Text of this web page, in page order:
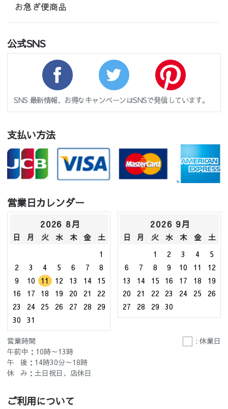
お急ぎ便商品
公式SNS
SNS 最新情報、お得なキャンペーンはSNSで発信しています。
支払い方法
営業日カレンダー
2026 8月
日 月 火 水 木 金
土
1
2
3 4 5 6 7
8
9
10 11 12 13 14
15
16
17 18 19 20 21
22
23
24 25 26 27 28
29
30
31
2026 9月
日 月 火 水 木 金
土
1
2 3 4
5
6
7 8 9 10 11
12
13
14 15 16 17 18
19
20
21 22 23 24 25
26
27
28 29 30
営業時間
: 休業日
午前中：10時～13時
午 後：14時30分～18時
休 み：土日祝日、店休日
ご利用について